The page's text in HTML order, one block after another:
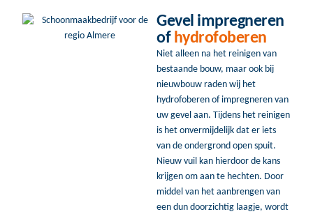
Gevel impregneren
of hydrofoberen
Niet alleen na het reinigen van
bestaande bouw, maar ook bij
nieuwbouw raden wij het
hydrofoberen of impregneren van
uw gevel aan. Tijdens het reinigen
is het onvermijdelijk dat er iets
van de ondergrond open spuit.
Nieuw vuil kan hierdoor de kans
krijgen om aan te hechten. Door
middel van het aanbrengen van
een dun doorzichtig laagje, wordt